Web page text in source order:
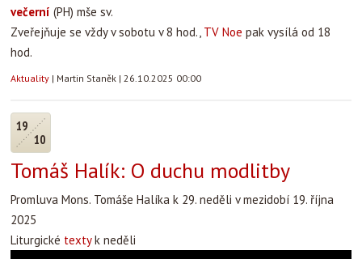
večerní (PH) mše sv.
Zveřejňuje se vždy v sobotu v 8 hod., TV Noe pak vysílá od 18
hod.
Aktuality | Martin Staněk | 26.10.2025 00:00
19
10
Tomáš Halík: O duchu modlitby
Promluva Mons. Tomáše Halíka k 29. neděli v mezidobí 19. října
2025
Liturgické textyk neděli